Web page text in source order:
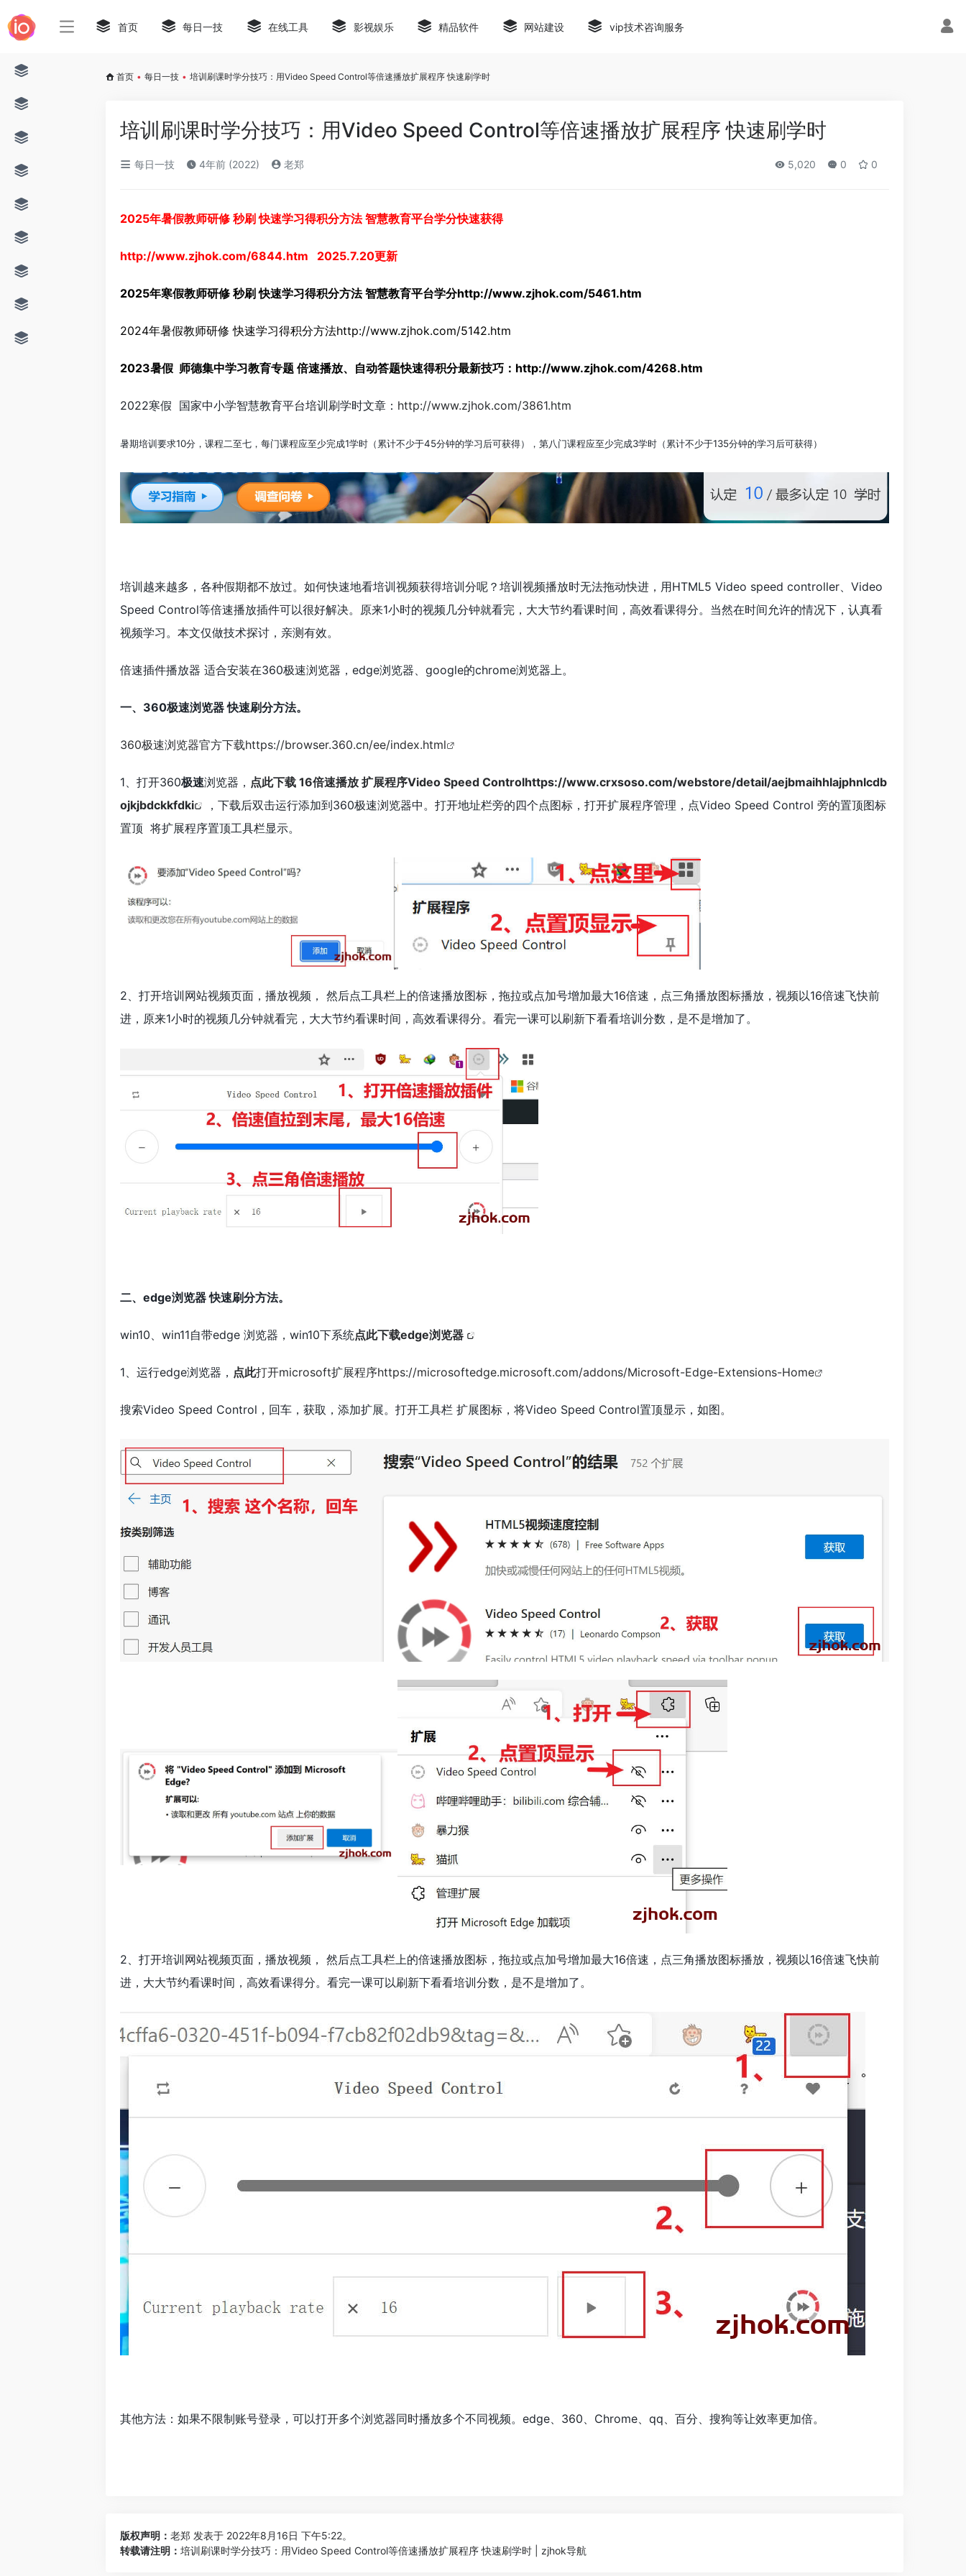
首页 每日一技 在线工具 影视娱乐 精品软件 网站建设 vip技术咨询服务
首页 • 每日一技 • 培训刷课时学分技巧：用Video Speed Control等倍速播放扩展程序 快速刷学时
培训刷课时学分技巧：用Video Speed Control等倍速播放扩展程序 快速刷学时
每日一技 4年前 (2022) 老郑 5,020 0 0
2025年暑假教师研修 秒刷 快速学习得积分方法 智慧教育平台学分快速获得
http://www.zjhok.com/6844.htm 2025.7.20更新
2025年寒假教师研修 秒刷 快速学习得积分方法 智慧教育平台学分http://www.zjhok.com/5461.htm
2024年暑假教师研修 快速学习得积分方法http://www.zjhok.com/5142.htm
2023暑假 师德集中学习教育专题 倍速播放、自动答题快速得积分最新技巧： http://www.zjhok.com/4268.htm
2022寒假 国家中小学智慧教育平台培训刷学时文章： http://www.zjhok.com/3861.htm
暑期培训要求10分，课程二至七，每门课程应至少完成1学时（累计不少于45分钟的学习后可获得），第八门课程应至少完成3学时（累计不少于135分钟的学习后可获得）
培训越来越多，各种假期都不放过。如何快速地看培训视频获得培训分呢？培训视频播放时无法拖动快进，用HTML5 Video speed controller、Video
Speed Control等倍速播放插件可以很好解决。原来1小时的视频几分钟就看完，大大节约看课时间，高效看课得分。当然在时间允许的情况下，认真看
视频学习。本文仅做技术探讨，亲测有效。
倍速插件播放器 适合安装在360极速浏览器，edge浏览器、google的chrome浏览器上。
一、360极速浏览器 快速刷分方法。
360极速浏览器官方下载https://browser.360.cn/ee/index.html
1、打开360极速浏览器， 点此下载 16倍速播放 扩展程序Video Speed Controlhttps://www.crxsoso.com/webstore/detail/aejbmaihhlajphnlcdb
ojkjbdckkfdki
，下载后双击运行添加到360极速浏览器中。打开地址栏旁的四个点图标，打开扩展程序管理，点Video Speed Control 旁的置顶图标
置顶 将扩展程序置顶工具栏显示。
2、打开培训网站视频页面，播放视频， 然后点工具栏上的倍速播放图标，拖拉或点加号增加最大16倍速，点三角播放图标播放，视频以16倍速飞快前
进，原来1小时的视频几分钟就看完，大大节约看课时间，高效看课得分。看完一课可以刷新下看看培训分数，是不是增加了。
二、edge浏览器 快速刷分方法。
win10、win11自带edge 浏览器，win10下系统点此下载edge浏览器
1、运行edge浏览器， 点此打开microsoft扩展程序https://microsoftedge.microsoft.com/addons/Microsoft-Edge-Extensions-Home
搜索Video Speed Control，回车，获取，添加扩展。打开工具栏 扩展图标，将Video Speed Control置顶显示，如图。
2、打开培训网站视频页面，播放视频， 然后点工具栏上的倍速播放图标，拖拉或点加号增加最大16倍速，点三角播放图标播放，视频以16倍速飞快前
进，大大节约看课时间，高效看课得分。看完一课可以刷新下看看培训分数，是不是增加了。
其他方法：如果不限制账号登录，可以打开多个浏览器同时播放多个不同视频。edge、360、Chrome、qq、百分、搜狗等让效率更加倍。
版权声明： 老郑 发表于 2022年8月16日 下午5:22。
转载请注明： 培训刷课时学分技巧：用Video Speed Control等倍速播放扩展程序 快速刷学时 | zjhok导航